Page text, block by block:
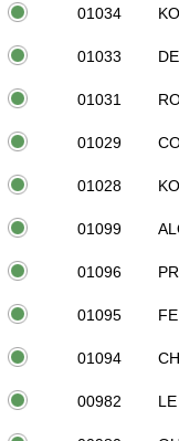
01034
01033
01031
01029
01028
01099
01096
01095
01094
00982